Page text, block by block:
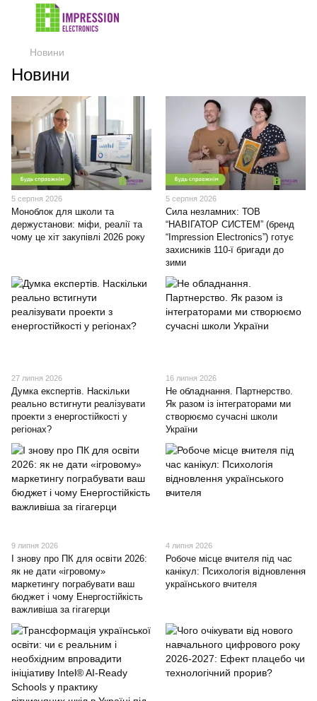
Новини
Новини
5 серпня 2026
Моноблок для школи та
держустанови: міфи, реалії та
чому це хіт закупівлі 2026 року
5 серпня 2026
Сила незламних: ТОВ
“НАВІГАТОР СИСТЕМ” (бренд
“Impression Electronics”) готує
захисників 110-ї бригади до
зими
27 липня 2026
Думка експертів. Наскільки
реально встигнути реалізувати
проекти з енергостійкості у
регіонах?
16 липня 2026
Не обладнання. Партнерство.
Як разом із інтеграторами ми
створюємо сучасні школи
України
9 липня 2026
І знову про ПК для освіти 2026:
як не дати «ігровому»
маркетингу пограбувати ваш
бюджет і чому Енергостійкість
важливіша за гігагерци
4 липня 2026
Робоче місце вчителя під час
канікул: Психологія відновлення
українського вчителя